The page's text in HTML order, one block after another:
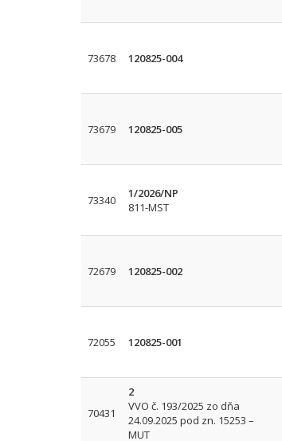
73678 120825-004
73679 120825-005
73340
1/2026/NP
811-MST
72679 120825-002
72055 120825-001
70431
2
VVO č. 193/2025 zo dňa
24.09.2025 pod zn. 15253 –
MUT